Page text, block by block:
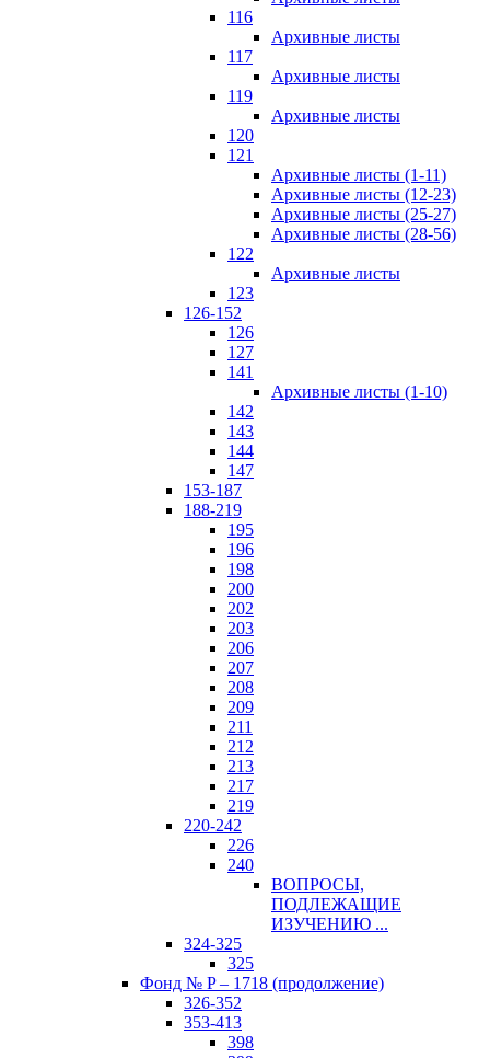
116
Архивные листы
117
Архивные листы
119
Архивные листы
120
121
Архивные листы (1-11)
Архивные листы (12-23)
Архивные листы (25-27)
Архивные листы (28-56)
122
Архивные листы
123
126-152
126
127
141
Архивные листы (1-10)
142
143
144
147
153-187
188-219
195
196
198
200
202
203
206
207
208
209
211
212
213
217
219
220-242
226
240
ВОПРОСЫ,
ПОДЛЕЖАЩИЕ
ИЗУЧЕНИЮ ...
324-325
325
Фонд № P – 1718 (продолжение)
326-352
353-413
398